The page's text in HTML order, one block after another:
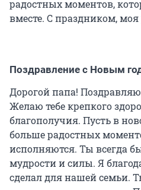
радостных моментов,
вместе. С праздником, моя
Поздравление с Новым
Дорогой папа!
Желаю тебе крепкого
благополучия. Пусть в
больше радостных
исполняются. Ты всегда
мудрости и силы. Я
сделал для нашей семьи.